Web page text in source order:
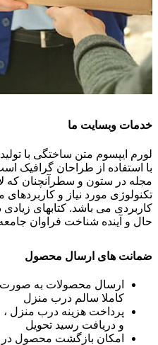
خدمات وبسایت ما
لورم ایپسوم متن ساختگی با
با استفاده از طراحان گرافیک
مجله در ستون و سطرآنچنان که
تکنولوژی مورد نیاز و کاربردهای
کاربردی می باشد. کتابهای
حال و آینده شناخت فراوان
ضمانت های ارسال محصول
ارسال محصولات به
کاملا سالم درب منزل
پرداخت هزینه درب منزل ،
و دریافت رسید تحویل
امکان بازگشت محصول